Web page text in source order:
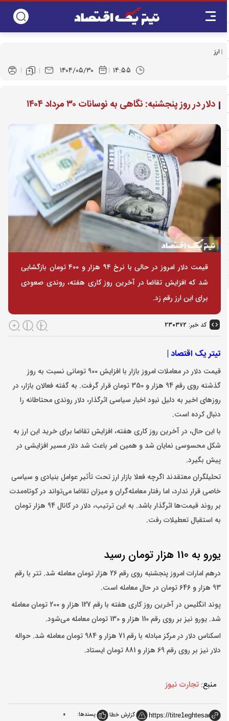
ارز
۱۴۰۴/۰۵/۳۰ ۱۴:۵۵
دلار در روز پنجشنبه: نگاهی به نوسانات ۳۰ مرداد ۱۴۰۴
قیمت دلار امروز در حالی با نرخ ۹۴ هزار و ۴۰۰ تومان بازگشایی
شد که افزایش تقاضا در آخرین روز کاری هفته، روندی صعودی
برای این ارز رقم زد.
کد خبر: ۲۳۰۳۷۲
تیتر یک اقتصاد |
قیمت دلار در معاملات امروز بازار با افزایش 900 تومانی نسبت به روز
گذشته روی رقم 94 هزار و 350 تومان قرار گرفت. به گفته فعالان بازار، در
روزهای اخیر به دلیل نبود اخبار سیاسی اثرگذار، دلار روندی محتاطانه را
دنبال کرده است.
با این حال، در آخرین روز کاری هفته، افزایش تقاضا برای خرید این ارز به
شکل محسوسی نمایان شد و همین امر باعث شد دلار مسیر افزایشی در
پیش بگیرد.
تحلیلگران معتقدند اگرچه فعلا بازار ارز تحت تأثیر عوامل بنیادی و سیاسی
خاصی قرار ندارد، اما رفتار معامله‌گران و میزان تقاضا می‌تواند در کوتاه‌مدت
بر روند قیمت‌ها اثرگذار باشد. به این ترتیب، دلار در کانال 94 هزار تومان
به استقبال تعطیلات رفت.
یورو به 110 هزار تومان رسید
درهم امارات
امروز پنجشنبه روی رقم 26 هزار تومان معامله شد. تتر با رقم
93 هزار و 646 تومان در حال معامله است.
پوند
انگلیس در آخرین روز کاری هفته با رقم 127 هزار و 200 تومان معامله
شد.یورونیز بر روی رقم 110 هزار و 130 تومان معامله می‌شود.
اسکناس دلار در مرکز مبادله با رقم 71 هزار و 984 تومان معامله شد. حواله
دلار نیز بر روی رقم 69 هزار و 881 تومان ایستاد.
منبع: تجارت نیوز
گزارش خطا پسندها: 0